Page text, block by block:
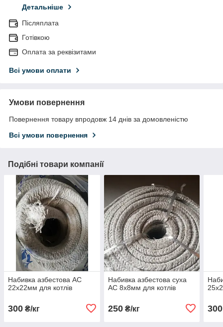
Детальніше
Післяплата
Готівкою
Оплата за реквізитами
Всі умови оплати
Умови повернення
Повернення товару впродовж 14 днів за домовленістю
Всі умови повернення
Подібні товари компанії
Набивка азбестова АС
22х22мм для котлів
300 ₴/кг
Набивка азбестова суха
АС 8х8мм для котлів
250₴/кг 300